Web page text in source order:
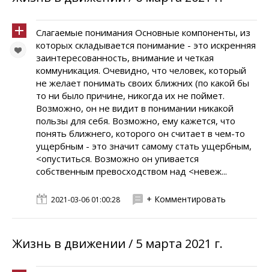
Слагаемые понимания Основные компоненты, из
которых складывается понимание - это искренняя
заинтересованность, внимание и четкая
коммуникация. Очевидно, что человек, который
не желает понимать своих ближних (по какой бы
то ни было причине, никогда их не поймет.
Возможно, он не видит в понимании никакой
пользы для себя. Возможно, ему кажется, что
понять ближнего, которого он считает в чем-то
ущербным - это значит самому стать ущербным,
<опуститься. Возможно он упивается
собственным превосходством над <невеж...
2021-03-06 01:00:28 + Комментировать
Жизнь в движении / 5 марта 2021 г.